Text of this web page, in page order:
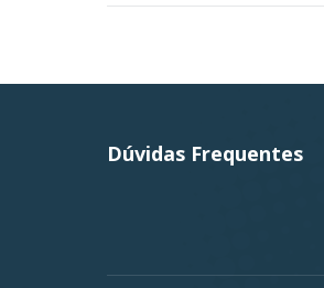
Dúvidas Frequentes